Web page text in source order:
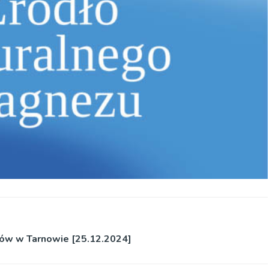
w Tarnowie [25.12.2024]